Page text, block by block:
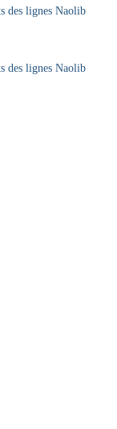
des lignes Naolib
des lignes Naolib